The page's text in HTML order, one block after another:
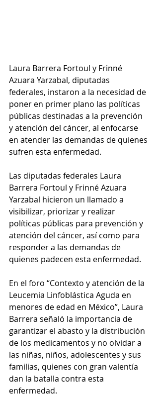
Laura Barrera Fortoul y Frinné
Azuara Yarzabal, diputadas
federales, instaron a la necesidad de
poner en primer plano las políticas
públicas destinadas a la prevención
y atención del cáncer, al enfocarse
en atender las demandas de quienes
sufren esta enfermedad.
Las diputadas federales Laura
Barrera Fortoul y Frinné Azuara
Yarzabal hicieron un llamado a
visibilizar, priorizar y realizar
políticas públicas para prevención y
atención del cáncer, así como para
responder a las demandas de
quienes padecen esta enfermedad.
En el foro “Contexto y atención de la
Leucemia Linfoblástica Aguda en
menores de edad en México”, Laura
Barrera señaló la importancia de
garantizar el abasto y la distribución
de los medicamentos y no olvidar a
las niñas, niños, adolescentes y sus
familias, quienes con gran valentía
dan la batalla contra esta
enfermedad.